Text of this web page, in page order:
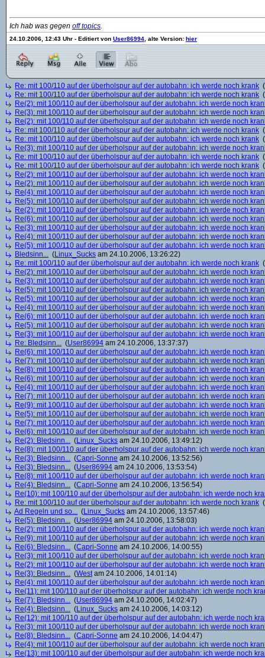
Ich hab was gegen off topics.
24.10.2006, 12:43 Uhr - Editiert von User86994 , alte Version: hier
Re: mit 100/110 auf der überholspur auf der autobahn: ich werde noch krank (
Re: mit 100/110 auf der überholspur auf der autobahn: ich werde noch krank (
Re(2): mit 100/110 auf der überholspur auf der autobahn: ich werde noch
Re(3): mit 100/110 auf der überholspur auf der autobahn: ich werde noch
Re(2): mit 100/110 auf der überholspur auf der autobahn: ich werde noch
Re: mit 100/110 auf der überholspur auf der autobahn: ich werde noch krank (
Re: mit 100/110 auf der überholspur auf der autobahn: ich werde noch krank (
Re(3): mit 100/110 auf der überholspur auf der autobahn: ich werde noch
Re: mit 100/110 auf der überholspur auf der autobahn: ich werde noch krank (
Re: mit 100/110 auf der überholspur auf der autobahn: ich werde noch krank (
Re(2): mit 100/110 auf der überholspur auf der autobahn: ich werde noch
Re(2): mit 100/110 auf der überholspur auf der autobahn: ich werde noch
Re(4): mit 100/110 auf der überholspur auf der autobahn: ich werde noch
Re(5): mit 100/110 auf der überholspur auf der autobahn: ich werde noch
Re(2): mit 100/110 auf der überholspur auf der autobahn: ich werde noch
Re(6): mit 100/110 auf der überholspur auf der autobahn: ich werde noch
Re(3): mit 100/110 auf der überholspur auf der autobahn: ich werde noch
Re(4): mit 100/110 auf der überholspur auf der autobahn: ich werde noch
Re(5): mit 100/110 auf der überholspur auf der autobahn: ich werde noch
Bledsinn... (Linux_Sucks am 24.10.2006, 13:26:22)
Re: mit 100/110 auf der überholspur auf der autobahn: ich werde noch krank (
Re(2): mit 100/110 auf der überholspur auf der autobahn: ich werde noch
Re(3): mit 100/110 auf der überholspur auf der autobahn: ich werde noch
Re(5): mit 100/110 auf der überholspur auf der autobahn: ich werde noch
Re(5): mit 100/110 auf der überholspur auf der autobahn: ich werde noch
Re(4): mit 100/110 auf der überholspur auf der autobahn: ich werde noch
Re(6): mit 100/110 auf der überholspur auf der autobahn: ich werde noch
Re(5): mit 100/110 auf der überholspur auf der autobahn: ich werde noch
Re(3): mit 100/110 auf der überholspur auf der autobahn: ich werde noch
Re: Bledsinn... (User86994 am 24.10.2006, 13:37:37)
Re(6): mit 100/110 auf der überholspur auf der autobahn: ich werde noch
Re(7): mit 100/110 auf der überholspur auf der autobahn: ich werde noch
Re(8): mit 100/110 auf der überholspur auf der autobahn: ich werde noch
Re(6): mit 100/110 auf der überholspur auf der autobahn: ich werde noch
Re(4): mit 100/110 auf der überholspur auf der autobahn: ich werde noch
Re(7): mit 100/110 auf der überholspur auf der autobahn: ich werde noch
Re(9): mit 100/110 auf der überholspur auf der autobahn: ich werde noch
Re(5): mit 100/110 auf der überholspur auf der autobahn: ich werde noch
Re(7): mit 100/110 auf der überholspur auf der autobahn: ich werde noch
Re(6): mit 100/110 auf der überholspur auf der autobahn: ich werde noch
Re(2): Bledsinn... (Linux_Sucks am 24.10.2006, 13:49:12)
Re(8): mit 100/110 auf der überholspur auf der autobahn: ich werde noch
Re(3): Bledsinn... (Capri-Sonne am 24.10.2006, 13:52:56)
Re(3): Bledsinn... (User86994 am 24.10.2006, 13:53:54)
Re(8): mit 100/110 auf der überholspur auf der autobahn: ich werde noch
Re(4): Bledsinn... (Capri-Sonne am 24.10.2006, 13:56:54)
Re(10): mit 100/110 auf der überholspur auf der autobahn: ich werde noch
Re: mit 100/110 auf der überholspur auf der autobahn: ich werde noch krank (
Ad Regeln und so... (Linux_Sucks am 24.10.2006, 13:57:46)
Re(5): Bledsinn... (User86994 am 24.10.2006, 13:58:03)
Re(2): mit 100/110 auf der überholspur auf der autobahn: ich werde noch
Re(9): mit 100/110 auf der überholspur auf der autobahn: ich werde noch
Re(6): Bledsinn... (Capri-Sonne am 24.10.2006, 14:00:55)
Re(3): mit 100/110 auf der überholspur auf der autobahn: ich werde noch
Re(2): mit 100/110 auf der überholspur auf der autobahn: ich werde noch
Re(3): Bledsinn... (Westam 24.10.2006, 14:01:14)
Re(4): mit 100/110 auf der überholspur auf der autobahn: ich werde noch
Re(11): mit 100/110 auf der überholspur auf der autobahn: ich werde noch
Re(7): Bledsinn... (User86994 am 24.10.2006, 14:02:47)
Re(4): Bledsinn... (Linux_Sucks am 24.10.2006, 14:03:12)
Re(12): mit 100/110 auf der überholspur auf der autobahn: ich werde noch
Re(3): mit 100/110 auf der überholspur auf der autobahn: ich werde noch
Re(8): Bledsinn... (Capri-Sonne am 24.10.2006, 14:04:47)
Re(4): mit 100/110 auf der überholspur auf der autobahn: ich werde noch
Re(13): mit 100/110 auf der überholspur auf der autobahn: ich werde noch